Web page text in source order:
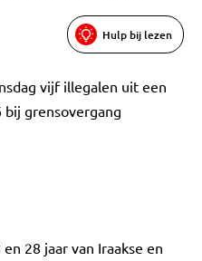
Hulp bij lezen
vijf illegalen uit een
grensovergang
28 jaar van Iraakse en